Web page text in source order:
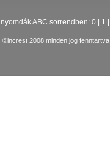
nyomdák ABC sorrendben: 0 1
©increst 2008 minden jog fenntartva